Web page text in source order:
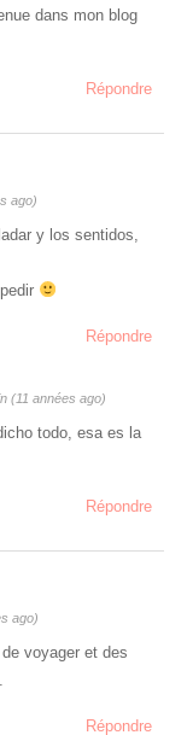
dans mon blog
Répondre
ago)
y los sentidos,
Répondre
(11 années ago)
todo, esa es la
Répondre
ago)
voyager et des
Répondre